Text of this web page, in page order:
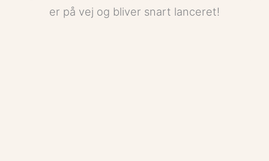
er på vej og bliver snart lanceret!